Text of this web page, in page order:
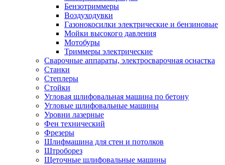
Бензотриммеры
Воздуходувки
Газонокосилки электрические и бензиновые
Мойки высокого давления
Мотобуры
Триммеры электрические
Сварочные аппараты, электросварочная оснастка
Станки
Степлеры
Стойки
Угловая шлифовальная машина по бетону
Угловые шлифовальные машины
Уровни лазерные
Фен технический
Фрезеры
Шлифмашина для стен и потолков
Штроборез
Щеточные шлифовальные машины